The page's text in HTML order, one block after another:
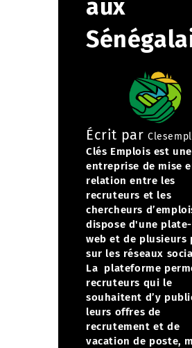
aux
Écrit par
Clés Emplois est une
entreprise de mise
relation entre les
recruteurs et les
chercheurs
dispose d'une
web et de plusieurs
sur les réseaux
La plateforme
recruteurs qui le
souhaitent d’y
leurs offres de
recrutement et de
vacation de poste,